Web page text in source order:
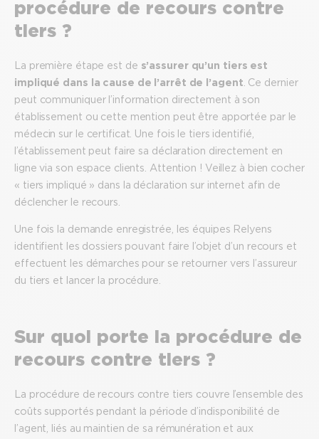
procédure de recours contre
tiers ?
La première étape est de s’assurer qu’un tiers est
impliqué dans la cause de l’arrêt de l’agent . Ce dernier
peut communiquer l’information directement à son
établissement ou cette mention peut être apportée par le
médecin sur le certificat. Une fois le tiers identifié,
l’établissement peut faire sa déclaration directement en
ligne via son espace clients. Attention ! Veillez à bien cocher
« tiers impliqué » dans la déclaration sur internet afin de
déclencher le recours.
Une fois la demande enregistrée, les équipes Relyens
identifient les dossiers pouvant faire l’objet d’un recours et
effectuent les démarches pour se retourner vers l’assureur
du tiers et lancer la procédure.
Sur quoi porte la procédure de
recours contre tiers ?
La procédure de recours contre tiers couvre l’ensemble des
coûts supportés pendant la période d’indisponibilité de
l’agent, liés au maintien de sa rémunération et aux